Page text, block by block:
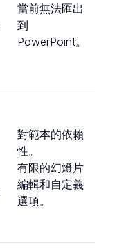
當前無法匯出
到
PowerPoint。
對範本的依賴
性。
有限的幻燈片
編輯和自定義
選項。